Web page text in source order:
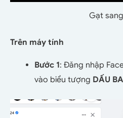
Gạt
Trên máy tính
Bước 1: Đăng nhập
vào biểu tượng DẤU